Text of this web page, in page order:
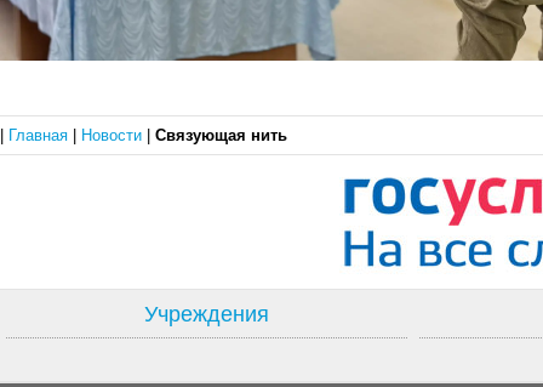
Главная Новости Связующая нить
Учреждения